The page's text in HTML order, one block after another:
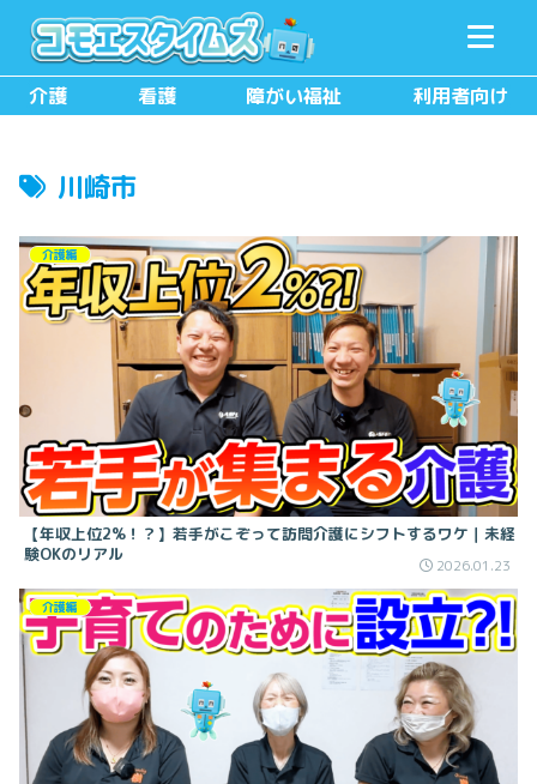
介護 看護 障がい福祉 利用者向け
川崎市
介護編
【年収上位2%！？】若手がこぞって訪問介護にシフトするワケ｜未経
験OKのリアル
2026.01.23
介護編
メニュー 検索